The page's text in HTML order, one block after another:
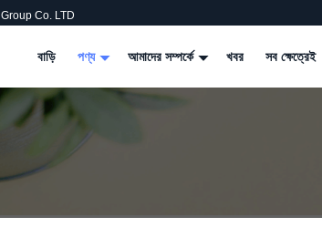
Co. LTD
বাড়ি পণ্য আমাদের সম্পর্কে খবর সব ক্ষেত্রেই